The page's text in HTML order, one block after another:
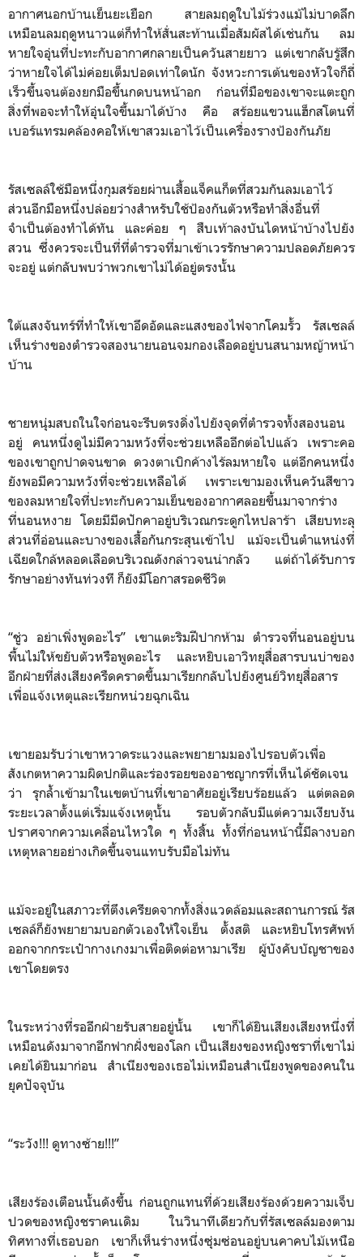
อากาศนอกบ้านเย็นยะเยือก สายลมฤดูใบไม้ร่วงแม้ไม่บาดลึก
เหมือนลมฤดูหนาวแต่ก็ทำให้สั่นสะท้านเมื่อสัมผัสได้เช่นกัน ลม
หายใจอุ่นที่ปะทะกับอากาศกลายเป็นควันสายยาว แต่เขากลับรู้สึก
ว่าหายใจได้ไม่ค่อยเต็มปอดเท่าใดนัก จังหวะการเต้นของหัวใจก็ถี่
เร็วขึ้นจนต้องยกมือขึ้นกดบนหน้าอก ก่อนที่มือของเขาจะแตะถูก
สิ่งที่พอจะทำให้อุ่นใจขึ้นมาได้บ้าง คือ สร้อยแขวนแฮ็กสโตนที่
เบอร์แทรมคล้องคอให้เขาสวมเอาไว้เป็นเครื่องรางป้องกันภัย
รัสเซลล์ใช้มือหนึ่งกุมสร้อยผ่านเสื้อแจ็คแก็ตที่สวมกันลมเอาไว้
ส่วนอีกมือหนึ่งปล่อยว่างสำหรับใช้ป้องกันตัวหรือทำสิ่งอื่นที่
จำเป็นต้องทำได้ทัน และค่อย ๆ สืบเท้าลงบันไดหน้าบ้างไปยัง
สวน ซึ่งควรจะเป็นที่ที่ตำรวจที่มาเข้าเวรรักษาความปลอดภัยควร
จะอยู่ แต่กลับพบว่าพวกเขาไม่ได้อยู่ตรงนั้น
ใต้แสงจันทร์ที่ทำให้เขาอึดอัดและแสงของไฟจากโคมรั้ว รัสเซลล์
เห็นร่างของตำรวจสองนายนอนจมกองเลือดอยู่บนสนามหญ้าหน้า
บ้าน
ชายหนุ่มสบถในใจก่อนจะรีบตรงดิ่งไปยังจุดที่ตำรวจทั้งสองนอน
อยู่ คนหนึ่งดูไม่มีความหวังที่จะช่วยเหลืออีกต่อไปแล้ว เพราะคอ
ของเขาถูกปาดจนขาด ดวงตาเบิกค้างไร้ลมหายใจ แต่อีกคนหนึ่ง
ยังพอมีความหวังที่จะช่วยเหลือได้ เพราะเขามองเห็นควันสีขาว
ของลมหายใจที่ปะทะกับความเย็นของอากาศลอยขึ้นมาจากร่าง
ที่นอนหงาย โดยมีมีดปักคาอยู่บริเวณกระดูกไหปลาร้า เสียบทะลุ
ส่วนที่อ่อนและบางของเสื้อกันกระสุนเข้าไป แม้จะเป็นตำแหน่งที่
เฉียดใกล้หลอดเลือดบริเวณดังกล่าวจนน่ากลัว แต่ถ้าได้รับการ
รักษาอย่างทันท่วงที ก็ยังมีโอกาสรอดชีวิต
“ชู่ว อย่าเพิ่งพูดอะไร” เขาแตะริมฝีปากห้าม ตำรวจที่นอนอยู่บน
พื้นไม่ให้ขยับตัวหรือพูดอะไร และหยิบเอาวิทยุสื่อสารบนบ่าของ
อีกฝ่ายที่ส่งเสียงครืดคราดขึ้นมาเรียกกลับไปยังศูนย์วิทยุสื่อสาร
เพื่อแจ้งเหตุและเรียกหน่วยฉุกเฉิน
เขายอมรับว่าเขาหวาดระแวงและพยายามมองไปรอบตัวเพื่อ
สังเกตหาความผิดปกติและร่องรอยของอาชญากรที่เห็นได้ชัดเจน
ว่า รุกล้ำเข้ามาในเขตบ้านที่เขาอาศัยอยู่เรียบร้อยแล้ว แต่ตลอด
ระยะเวลาตั้งแต่เริ่มแจ้งเหตุนั้น รอบตัวกลับมีแต่ความเงียบงัน
ปราศจากความเคลื่อนไหวใด ๆ ทั้งสิ้น ทั้งที่ก่อนหน้านี้มีลางบอก
เหตุหลายอย่างเกิดขึ้นจนแทบรับมือไม่ทัน
แม้จะอยู่ในสภาวะที่ตึงเครียดจากทั้งสิ่งแวดล้อมและสถานการณ์ รัส
เซลล์ก็ยังพยายามบอกตัวเองให้ใจเย็น ตั้งสติ และหยิบโทรศัพท์
ออกจากกระเป๋ากางเกงมาเพื่อติดต่อหามาเรีย ผู้บังคับบัญชาของ
เขาโดยตรง
ในระหว่างที่รออีกฝ่ายรับสายอยู่นั้น เขาก็ได้ยินเสียงเสียงหนึ่งที่
เหมือนดังมาจากอีกฟากฝั่งของโลก เป็นเสียงของหญิงชราที่เขาไม่
เคยได้ยินมาก่อน สำเนียงของเธอไม่เหมือนสำเนียงพูดของคนใน
ยุคปัจจุบัน
“ระวัง!!! ดูทางซ้าย!!!”
เสียงร้องเตือนนั้นดังขึ้น ก่อนถูกแทนที่ด้วยเสียงร้องด้วยความเจ็บ
ปวดของหญิงชราคนเดิม ในวินาทีเดียวกับที่รัสเซลล์มองตาม
ทิศทางที่เธอบอก เขาก็เห็นร่างหนึ่งซุ่มซ่อนอยู่บนคาคบไม้เหนือ